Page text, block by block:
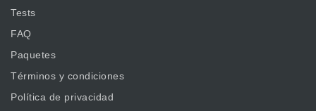
Tests
FAQ
Paquetes
Términos y condiciones
Política de privacidad